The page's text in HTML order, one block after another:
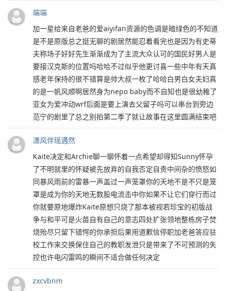
端端
加一星给来自老爸的爱aiyifan资源的色调是暗绿色的不知道
是不是原版总之挺无聊的剧居然能忍着看完也是因为有史蒂
夫称场子好好先生渐渐成为了主流大众认可的国民好男人是
要接汉克斯的位置吗哈哈不过似乎他更讨喜一些中年有天真
感老年保持的很不错算是帅大叔一枚了哈哈白男白女夫妇真
的是一帆风顺啊居然身为nepo baby而不自知也是很幼稚了
亚女为爱冲动wrf后面是要上演去父留子吗可以串台到旁边
范宁的剧里了总之别拍第二季了就让故事在这里圆满结束吧
潇风伴瑶遇然
Kaite决定和Archie聊一聊怀着一点希望却得知Sunny怀孕
了不明就里的怀疑被先放弃的自我否定自责中间杂的愤怒如
同暴风雨前的雷暴一声盖过一声笼罩你的天地不是不只是笼
罩是成为你的天地无数股电流击中你如果不让它们穿行而过
你就要原地爆炸Kaite原想只烧了那本被视若珍宝的初版战
争与和平可是火苗自有自己的意志四处扩张领地整栋房子焚
烧殆尽只留下错愕的你承担后果用道歉信停职加老爸答应驻
校工作来交换保住自己的教职发泄只是带来了不可预测的失
控也许电闪雷鸣的瞬间不适合做任何决定
zxcvbnm